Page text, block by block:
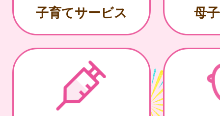
子育てサービス 母